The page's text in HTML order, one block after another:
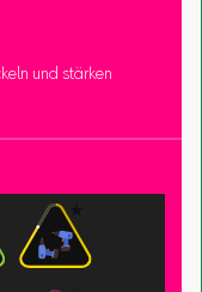
und stärken